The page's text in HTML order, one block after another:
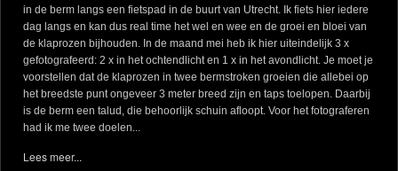
in de berm langs een fietspad in de buurt van Utrecht. Ik fiets hier iedere
dag langs en kan dus real time het wel en wee en de groei en bloei van
de klaprozen bijhouden. In de maand mei heb ik hier uiteindelijk 3 x
gefotografeerd: 2 x in het ochtendlicht en 1 x in het avondlicht. Je moet je
voorstellen dat de klaprozen in twee bermstroken groeien die allebei op
het breedste punt ongeveer 3 meter breed zijn en taps toelopen. Daarbij
is de berm een talud, die behoorlijk schuin afloopt. Voor het fotograferen
had ik me twee doelen...
Lees meer...